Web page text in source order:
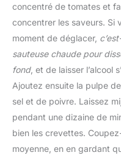
concentré de tomates et
concentrer les saveurs. Si
moment de déglacer,
sauteuse chaude pour
fond, et de laisser l’alcool
Ajoutez ensuite la pulpe
sel et de poivre. Laissez
pendant une dizaine de
bien les crevettes.
moyenne, en en gardant